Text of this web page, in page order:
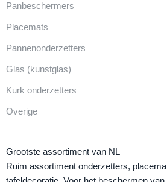
Panbeschermers
Placemats
Pannenonderzetters
Glas (kunstglas)
Kurk onderzetters
Overige
Grootste assortiment van NL
Ruim assortiment onderzetters,